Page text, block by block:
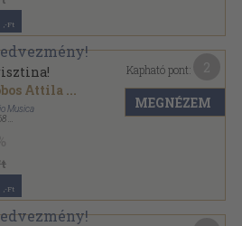
,-Ft
Attila ...
Musica
,-Ft
Kapható pont:
MEGNÉZEM